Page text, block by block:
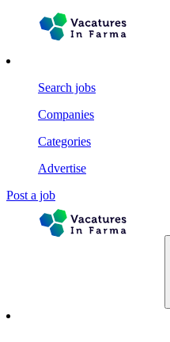
Search jobs
Companies
Categories
Advertise
Post a job